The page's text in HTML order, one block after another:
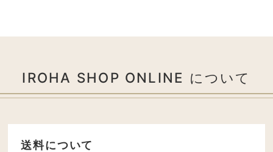
IROHA SHOP ONLINE について
送料について